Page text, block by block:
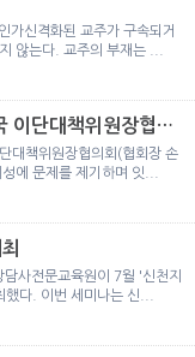
기관
청산 절차 돌입
소
기관
가신격화된 교주가 구속되거
않는다. 교주의 부재는 ...
이단대책위원장협의
대책위원장협의회(협회장 손
에 문제를 제기하며 잇...
사전문교육원이 7월 '신천지
다. 이번 세미나는 신...